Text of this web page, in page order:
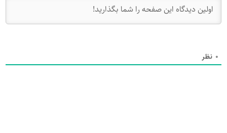
0 نظر